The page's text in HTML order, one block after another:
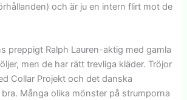
och är ju en intern flirt mot de
preppigt Ralph Lauren-aktig med gamla
men de har rätt trevliga kläder. Tröjor
Collar Projekt och det danska
Många olika mönster på strumporna